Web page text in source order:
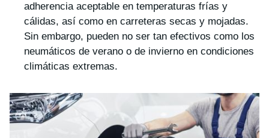
adherencia aceptable en temperaturas frías y
cálidas, así como en carreteras secas y mojadas.
Sin embargo, pueden no ser tan efectivos como los
neumáticos de verano o de invierno en condiciones
climáticas extremas.